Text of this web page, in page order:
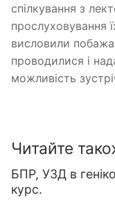
спілкування з
прослуховування
висловили
проводилися і
можливість
Читайте
БПР, УЗД в
курс.